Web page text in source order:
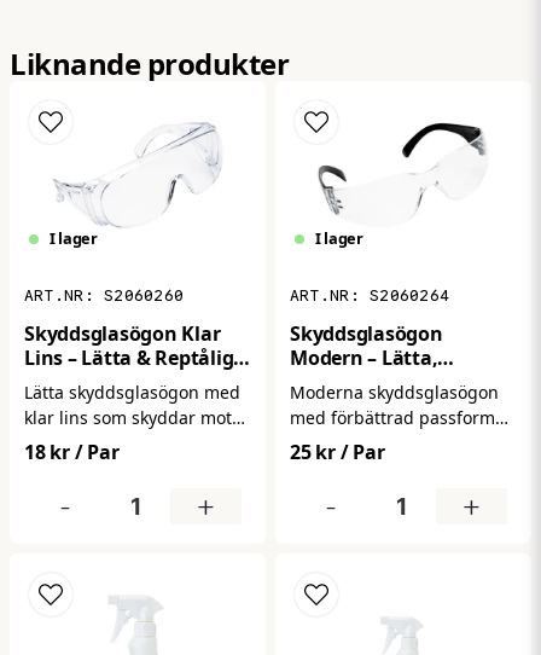
Mejladress
Ja, ni får publicera min fråga
Skicka fråga
Liknande produkter
I lager
S2060260
Skyddsglasögon Klar
Lins – Lätta & Reptåliga
för Arbete
Lätta skyddsglasögon med
klar lins som skyddar mot
damm och partiklar.
lämpliga för daglig
användning i industri,
18 kr/ Par
- +
I lager
S2060264
Skyddsglasögon
Modern – Lätta,
Bekväma & Reptåliga
Arbetsglasögon
Moderna skyddsglasögon
med förbättrad passform
och komfort för daglig
skydd mot damm och
partiklar samtidigt som de
25 kr/ Par
- +